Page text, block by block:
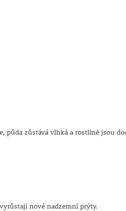
půda zůstává vlhká a rostlině jsou
nové nadzemní prýty.